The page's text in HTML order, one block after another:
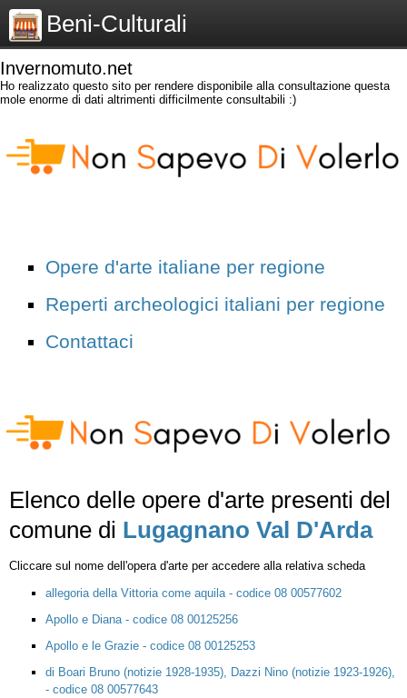
Beni-Culturali
Invernomuto.net
Ho realizzato questo sito per rendere disponibile alla consultazione questa
mole enorme di dati altrimenti difficilmente consultabili :)
Opere d'arte italiane per regione
Reperti archeologici italiani per regione
Contattaci
Elenco delle opere d'arte presenti del
comune di Lugagnano Val D'Arda
Cliccare sul nome dell'opera d'arte per accedere alla relativa scheda
allegoria della Vittoria come aquila - codice 08 00577602
Apollo e Diana - codice 08 00125256
Apollo e le Grazie - codice 08 00125253
di Boari Bruno (notizie 1928-1935), Dazzi Nino (notizie 1923-1926),
- codice 08 00577643